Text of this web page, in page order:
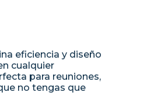
eficiencia y diseño
cualquier
para reuniones,
no tengas que